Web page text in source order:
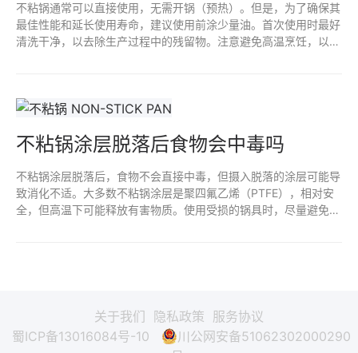
不粘锅通常可以直接使用，无需开锅（预热）。但是，为了确保其
最佳性能和延长使用寿命，建议使用前涂少量油。首次使用时最好
清洗干净，以去除生产过程中的残留物。注意避免高温烹饪，以防
不粘锅涂层脱落后食物会中毒吗
不粘锅涂层脱落后，食物不会直接中毒，但摄入脱落的涂层可能导
致消化不适。大多数不粘锅涂层是聚四氟乙烯（PTFE），相对安
全，但高温下可能释放有害物质。使用受损的锅具时，尽量避免高
关于我们 隐私政策 服务协议
蜀ICP备13016084号-10
川公网安备51062302000290